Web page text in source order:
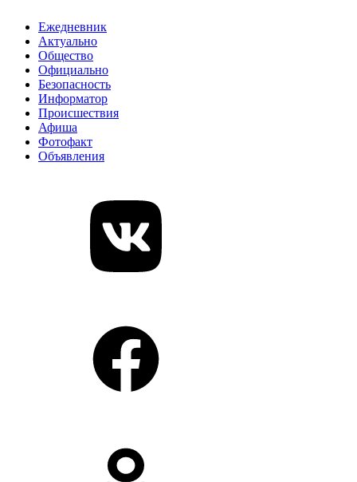
Ежедневник
Актуально
Общество
Официально
Безопасность
Информатор
Происшествия
Афиша
Фотофакт
Объявления